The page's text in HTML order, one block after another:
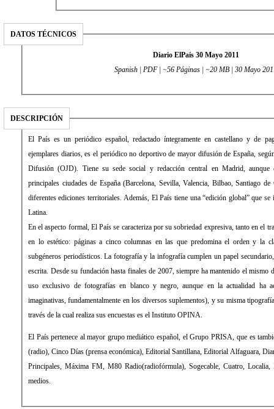
DATOS TÉCNICOS
Diario ElPaís 30 Mayo 2011
Spanish | PDF | ~56 Páginas | ~20 MB | 30 Mayo
DESCRIPCIÓN
El País es un periódico español, redactado íntegramente en castellano y de pago. Con una media de 431.034
ejemplares diarios, es el periódico no deportivo de mayor difusión de España, según la Oficina de Justificación de la
Difusión (OJD). Tiene su sede social y redacción central en Madrid, aunque cuenta con delegaciones en las
principales ciudades de España (Barcelona, Sevilla, Valencia, Bilbao, Santiago de Compostela) desde las que edita
diferentes ediciones territoriales. Además, El País tiene una “edición global” que se imprime y distribuye en América
Latina.
En el aspecto formal, El País se caracteriza por su sobriedad expresiva, tanto en el tratamiento de la información como
en lo estético: páginas a cinco columnas en las que predomina el orden y la clara distribución de los distintos
subgéneros periodísticos. La fotografía y la infografía cumplen un papel secundario, de mero apoyo a la información
escrita. Desde su fundación hasta finales de 2007, siempre ha mantenido el mismo diseño, sin apenas evolución (con
uso exclusivo de fotografías en blanco y negro, aunque en la actualidad ha aceptado el color y formas más
imaginativas, fundamentalmente en los diversos suplementos), y su misma tipografía: la Times Roman. La empresa a
través de la cual realiza sus encuestas es el Instituto OPINA.
El País pertenece al mayor grupo mediático español, el Grupo PRISA, que es también propietario de la Cadena SER
(radio), Cinco Días (prensa económica), Editorial Santillana, Editorial Alfaguara, Diario As (prensa deportiva), Los 40
Principales, Máxima FM, M80 Radio(radiofórmula), Sogecable, Cuatro, Localia, Digital+ (televisión), entre otros
medios.